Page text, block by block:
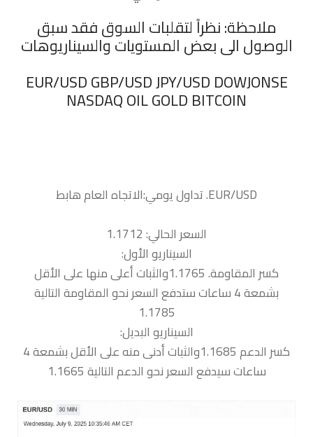
ملاحظة: نظراً لتقلبات السوق فقد سبق
الوصول الى بعض المستويات والسيناريوهات
‏EUR/USD GBP/USD JPY/USD DOWJONSE
NASDAQ OIL GOLD BITCOIN
السعر الحالي: 1.1712
السيناريو الأول:
كسر المقاومة. 1.1765والثبات أعلى منها على الأقل
بشمعة 4 ساعات ستدفع السعر نحو المقاومة التالية
1.1785
السيناريو البديل:
كسر الدعم 1.1685والثبات أدنى منه على الأقل بشمعة 4
ساعات سيدفع السعر نحو الدعم التالية 1.1665